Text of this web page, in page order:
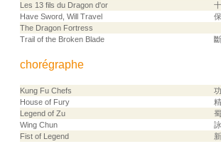
Les 13 fils du Dragon d'or
Have Sword, Will Travel
The Dragon Fortress
Trail of the Broken Blade
chorégraphe
Kung Fu Chefs
House of Fury
Legend of Zu
Wing Chun
Fist of Legend